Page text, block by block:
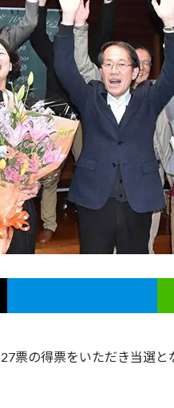
票の得票をいただき当選と